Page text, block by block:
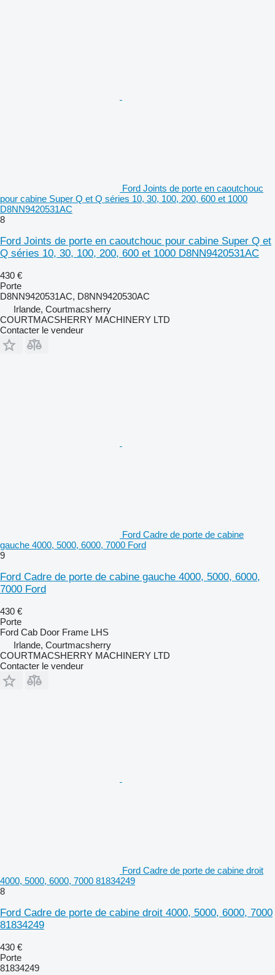
Ford Joints de porte en caoutchouc
pour cabine Super Q et Q séries 10, 30, 100, 200, 600 et 1000
D8NN9420531AC
8
Ford Joints de porte en caoutchouc pour cabine Super Q et
Q séries 10, 30, 100, 200, 600 et 1000 D8NN9420531AC
430 €
Porte
D8NN9420531AC, D8NN9420530AC
Irlande, Courtmacsherry
COURTMACSHERRY MACHINERY LTD
Contacter le vendeur
Ford Cadre de porte de cabine
gauche 4000, 5000, 6000, 7000 Ford
9
Ford Cadre de porte de cabine gauche 4000, 5000, 6000,
7000 Ford
430 €
Porte
Ford Cab Door Frame LHS
Irlande, Courtmacsherry
COURTMACSHERRY MACHINERY LTD
Contacter le vendeur
Ford Cadre de porte de cabine droit
4000, 5000, 6000, 7000 81834249
8
Ford Cadre de porte de cabine droit 4000, 5000, 6000, 7000
81834249
430 €
Porte
81834249